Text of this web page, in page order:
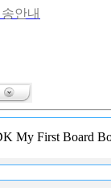
안내
My First Board